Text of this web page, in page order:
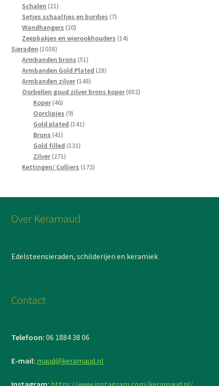
Schalen 2121
producten
Setjes schaaltjes en bordjes 77
Wandhangers 2020
producten
Zeepbakjes en wierookhouders 1414
Sieraden 10381038
producten
Armbanden brons 5151
producten
Armbanden Gold Plated 2828
Armbanden zilver 148148
producten
Oorbellen goud zilver brons koper 652652
Koper 4646
producten
Oorclipjes 99
producten
Gold plated 141141
Brons 4141
producten
Gold filled 131131
Zilver 271271
producten
Kettingen/ Colliers 172172
Over Keramaud
Edelsteensieraden, schilderijen en keramiek
Contact
Telefoon: 06 1884 38 06
E-mail: maud@keramaud.nl
Instagram: https://www.instagram.com/keramaud.nl/